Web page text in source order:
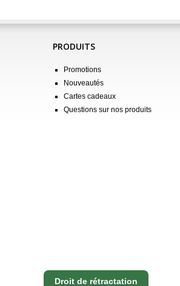
PRODUITS
Promotions
Nouveautés
Cartes cadeaux
Questions sur nos produits
Droit de rétractation